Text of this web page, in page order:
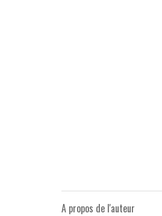
A propos de l'auteur